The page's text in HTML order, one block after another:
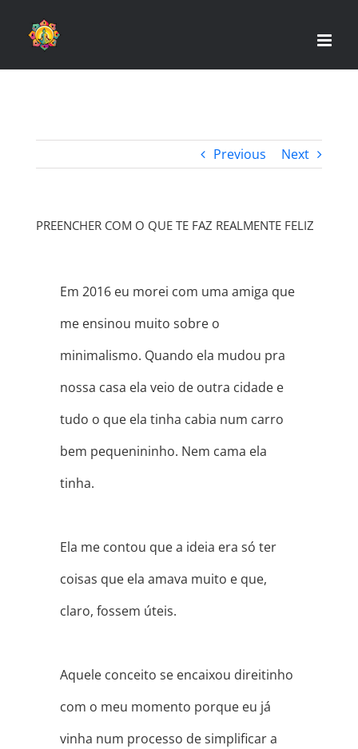
Previous Next
PREENCHER COM O QUE TE FAZ REALMENTE FELIZ
Em 2016 eu morei com uma amiga que
me ensinou muito sobre o
minimalismo. Quando ela mudou pra
nossa casa ela veio de outra cidade e
tudo o que ela tinha cabia num carro
bem pequenininho. Nem cama ela
tinha.
Ela me contou que a ideia era só ter
coisas que ela amava muito e que,
claro, fossem úteis.
Aquele conceito se encaixou direitinho
com o meu momento porque eu já
vinha num processo de simplificar a